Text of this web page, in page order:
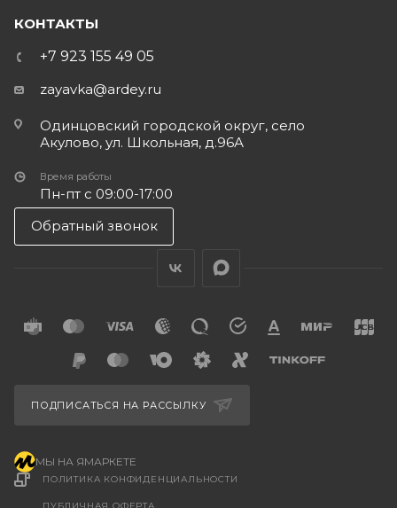
КОНТАКТЫ
+7 923 155 49 05
zayavka@ardey.ru
Одинцовский городской округ, село
Акулово, ул. Школьная, д.96А
Время работы
Пн-пт с 09:00-17:00
Обратный звонок
ПОЛИТИКА КОНФИДЕНЦИАЛЬНОСТИ
ПОДПИСАТЬСЯ НА РАССЫЛКУ
МЫ НА ЯМАРКЕТЕ